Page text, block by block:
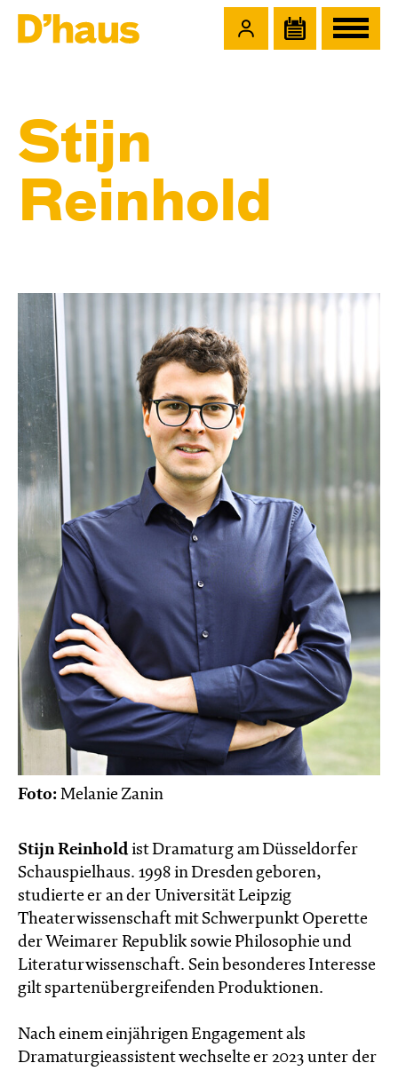
Stijn
Reinhold
Foto: Melanie Zanin
Stijn Reinholdist Dramaturg am Düsseldorfer
Schauspielhaus. 1998 in Dresden geboren,
studierte er an der Universität Leipzig
Theaterwissenschaft mit Schwerpunkt Operette
der Weimarer Republik sowie Philosophie und
Literaturwissenschaft. Sein besonderes Interesse
gilt spartenübergreifenden Produktionen.
Nach einem einjährigen Engagement als
Dramaturgieassistent wechselte er 2023 unter der